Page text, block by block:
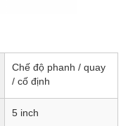
Chế độ phanh / quay
/ cố định
5 inch